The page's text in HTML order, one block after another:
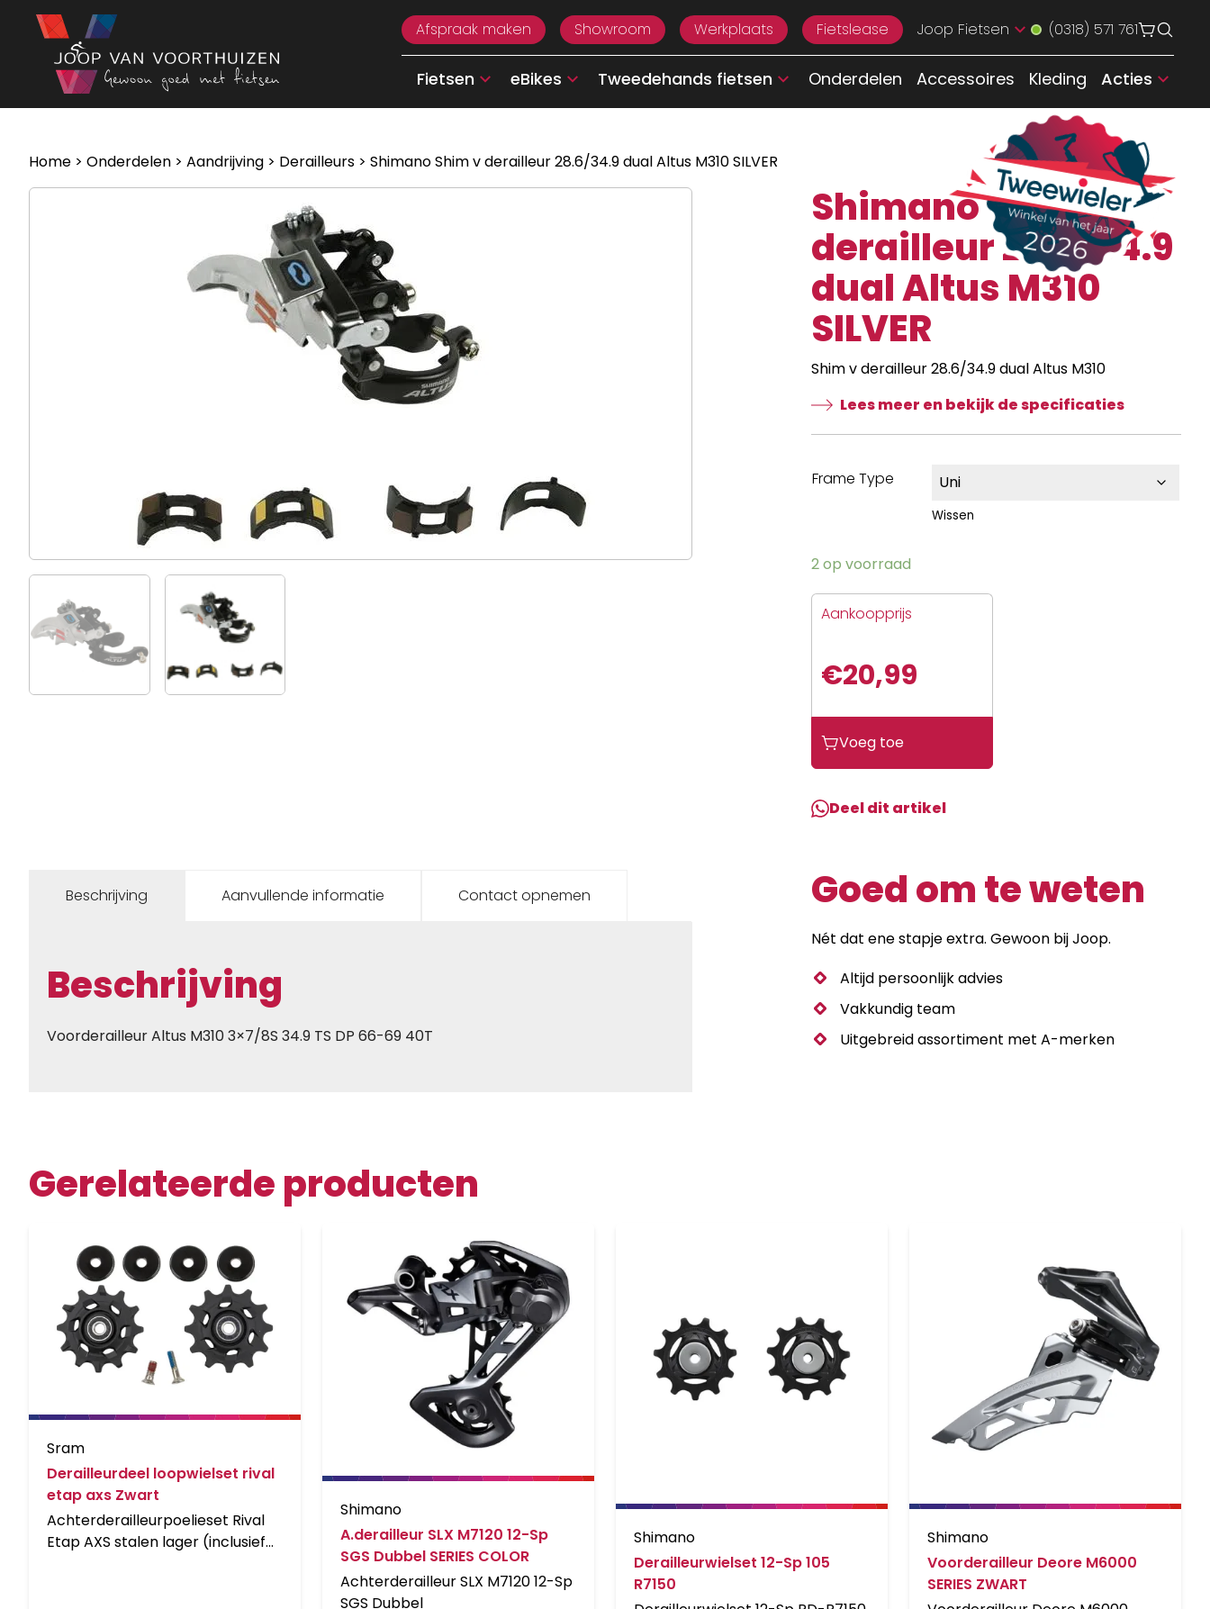
Ga naar de inhoud
Afspraak maken
Showroom Werkplaats Fietslease Joop Fietsen (0318) 571 761
Fietsen eBikes Tweedehands fietsen Onderdelen Accessoires Kleding Acties
Home > Onderdelen > Aandrijving > Derailleurs > Shimano Shim v derailleur 28.6/34.9 dual Altus M310 SILVER
Shimano Shim v
derailleur 28.6/34.9
dual Altus M310
SILVER
Shim v derailleur 28.6/34.9 dual Altus M310
Lees meer en bekijk de specificaties
Frame Type
Wissen
2 op voorraad
Aankoopprijs
€20,99
Voeg toe
Deel dit artikel
Beschrijving Aanvullende informatie Contact opnemen
Beschrijving
Voorderailleur Altus M310 3×7/8S 34.9 TS DP 66-69 40T
Goed om te weten
Nét dat ene stapje extra. Gewoon bij Joop.
Altijd persoonlijk advies
Vakkundig team
Uitgebreid assortiment met A-merken
Gerelateerde producten
Sram
Derailleurdeel loopwielset rival
etap axs Zwart
Achterderailleurpoelieset Rival
Etap AXS stalen lager (inclusief
Shimano
A.derailleur SLX M7120 12-Sp
SGS Dubbel SERIES COLOR
Achterderailleur SLX M7120 12-Sp
SGS Dubbel
Shimano
Derailleurwielset 12-Sp 105
R7150
Shimano
Voorderailleur Deore M6000
SERIES ZWART